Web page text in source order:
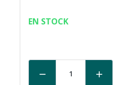
EN STOCK
 